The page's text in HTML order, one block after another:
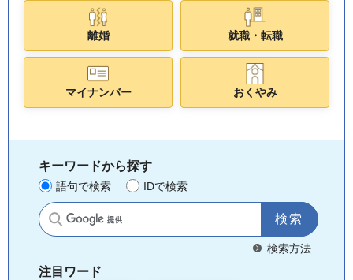
離婚 就職・転職
マイナンバー おくやみ
キーワードから探す
語句で検索 IDで検索
サイト内検索
検索方法
注目ワード